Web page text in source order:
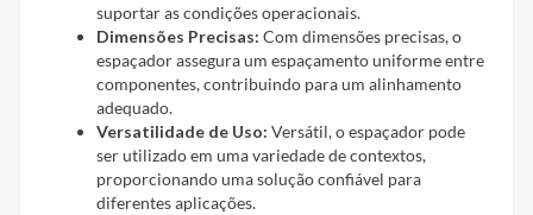
suportar as condições operacionais.
Dimensões Precisas: Com dimensões precisas, o
espaçador assegura um espaçamento uniforme entre
componentes, contribuindo para um alinhamento
adequado.
Versatilidade de Uso: Versátil, o espaçador pode
ser utilizado em uma variedade de contextos,
proporcionando uma solução confiável para
diferentes aplicações.